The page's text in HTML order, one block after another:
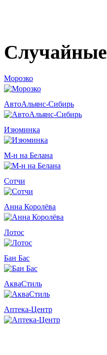
Случайные
Морозко
АвтоАльянс-Сибирь
Изюминка
М-н на Белана
Сотчи
Анна Королёва
Лотос
Бан Бас
АкваСтиль
Аптека-Центр